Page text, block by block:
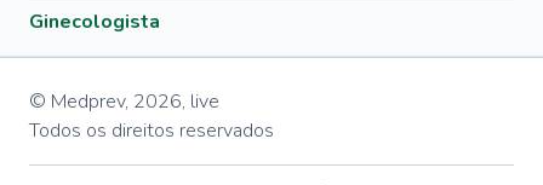
Ginecologista
© Medprev, 2026, live
Todos os direitos reservados